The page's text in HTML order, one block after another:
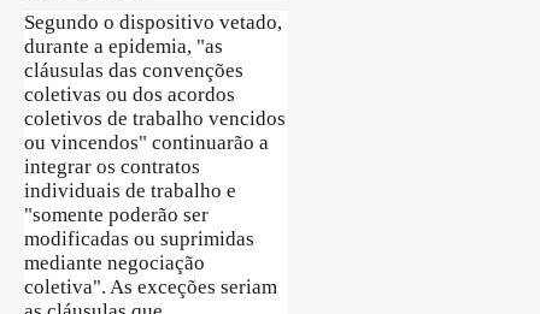
Segundo o dispositivo vetado,
durante a epidemia, "as
cláusulas das convenções
coletivas ou dos acordos
coletivos de trabalho vencidos
ou vincendos" continuarão a
integrar os contratos
individuais de trabalho e
"somente poderão ser
modificadas ou suprimidas
mediante negociação
coletiva". As exceções seriam